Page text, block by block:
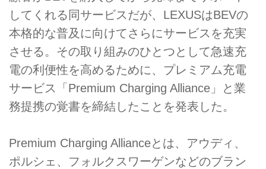
してくれる同サービスだが、LEXUSはBEVの
本格的な普及に向けてさらにサービスを充実
させる。その取り組みのひとつとして急速充
電の利便性を高めるために、プレミアム充電
サービス「Premium Charging Alliance」と業
務提携の覚書を締結したことを発表した。
Premium Charging Allianceとは、アウディ、
ポルシェ、フォルクスワーゲンなどのブラン